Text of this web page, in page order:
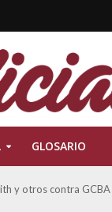
GLOSARIO
– empleo publico